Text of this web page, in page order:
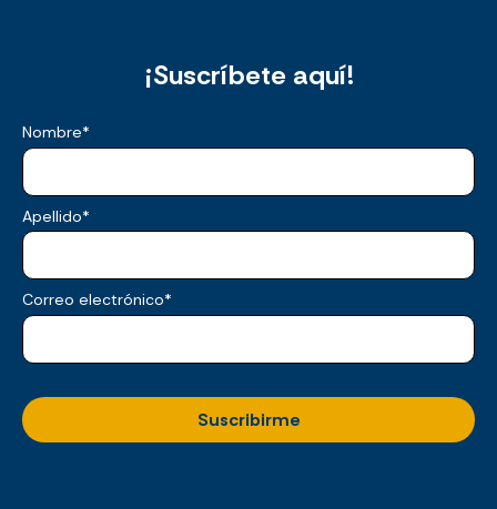
¡Suscríbete aquí!
Nombre*
Apellido*
Correo electrónico*